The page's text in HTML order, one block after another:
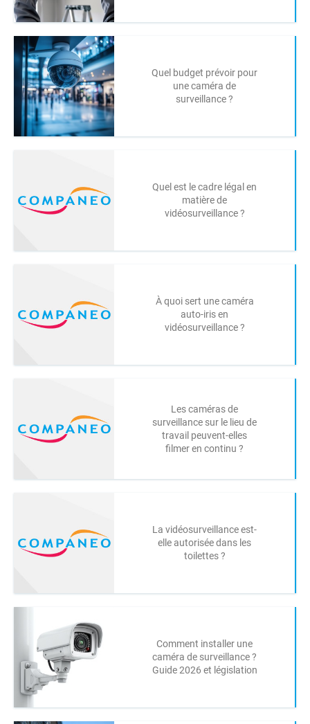
Quel budget prévoir pour
une caméra de
surveillance ?
Quel est le cadre légal en
matière de
vidéosurveillance ?
À quoi sert une caméra
auto-iris en
vidéosurveillance ?
Les caméras de
surveillance sur le lieu de
travail peuvent-elles
filmer en continu ?
La vidéosurveillance est-
elle autorisée dans les
toilettes ?
Comment installer une
caméra de surveillance ?
Guide 2026 et législation